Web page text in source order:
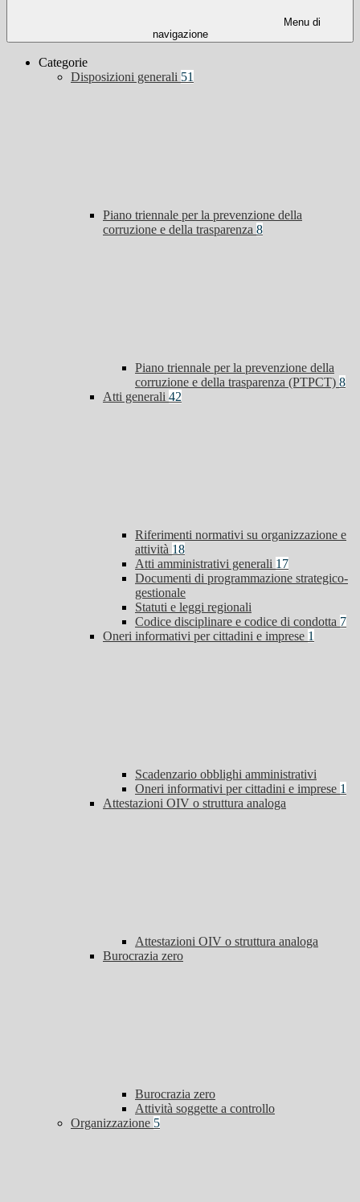
Menu di
navigazione
Categorie
Disposizioni generali 51
Piano triennale per la prevenzione della
corruzione e della trasparenza 8
Piano triennale per la prevenzione della
corruzione e della trasparenza (PTPCT) 8
Atti generali 42
Riferimenti normativi su organizzazione e
attività 18
Atti amministrativi generali 17
Documenti di programmazione strategico-
gestionale
Statuti e leggi regionali
Codice disciplinare e codice di condotta 7
Oneri informativi per cittadini e imprese 1
Scadenzario obblighi amministrativi
Oneri informativi per cittadini e imprese 1
Attestazioni OIV o struttura analoga
Attestazioni OIV o struttura analoga
Burocrazia zero
Burocrazia zero
Attività soggette a controllo
Organizzazione 5